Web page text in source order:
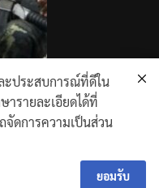
WordPress.
ะประสบการณ์ที่ดีใน
รายละเอียดได้ที่
จัดการความเป็นส่วน
ยอมรับ